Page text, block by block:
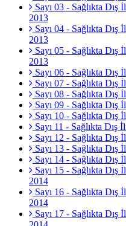
Sayı 03 - Sağlıkta
2013
Sayı 04 - Sağlıkta
2013
Sayı 05 - Sağlıkta
2013
Sayı 06 - Sağlıkta
Sayı 07 - Sağlıkta
Sayı 08 - Sağlıkta
Sayı 09 - Sağlıkta
Sayı 10 - Sağlıkta
Sayı 11 - Sağlıkta
Sayı 12 - Sağlıkta
Sayı 13 - Sağlıkta
Sayı 14 - Sağlıkta
Sayı 15 - Sağlıkta
2014
Sayı 16 - Sağlıkta
2014
Sayı 17 - Sağlıkta